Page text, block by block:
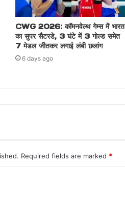
CWG 2026: कॉमनवेल्थ गेम्स में भारत
का सुपर सैटरडे, 3 घंटे में 3 गोल्ड समेत
7 मेडल जीतकर लगाई लंबी छलांग
6 days ago
Required fields are marked *